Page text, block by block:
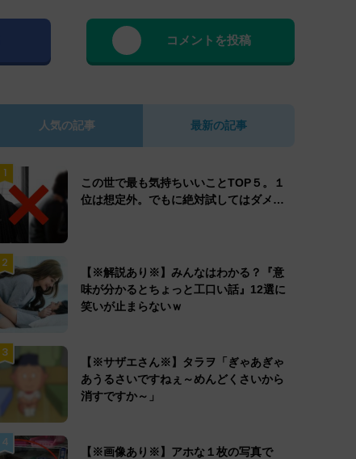
コメントを投稿
人気の記事 最新の記事
1
この世で最も気持ちいいことTOP５。１
位は想定外。でもに絶対試してはダメ…
2
【※解説あり※】みんなはわかる？『意
味が分かるとちょっと工口い話』12選に
笑いが止まらないｗ
3
【※サザエさん※】タラヲ「ぎゃあぎゃ
あうるさいですねぇ～めんどくさいから
消すですか～」
4
【※画像あり※】アホな１枚の写真で